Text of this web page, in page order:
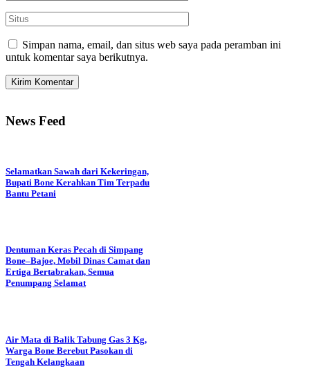
Simpan nama, email, dan situs web saya pada peramban ini
untuk komentar saya berikutnya.
News Feed
Selamatkan Sawah dari Kekeringan,
Bupati Bone Kerahkan Tim Terpadu
Bantu Petani
Dentuman Keras Pecah di Simpang
Bone–Bajoe, Mobil Dinas Camat dan
Ertiga Bertabrakan, Semua
Penumpang Selamat
Air Mata di Balik Tabung Gas 3 Kg,
Warga Bone Berebut Pasokan di
Tengah Kelangkaan